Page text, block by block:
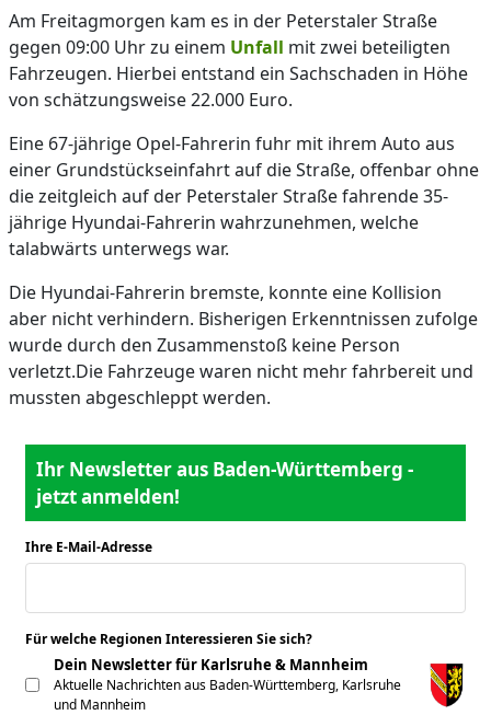
Am Freitagmorgen kam es in der Peterstaler Straße
gegen 09:00 Uhr zu einem Unfall mit zwei beteiligten
Fahrzeugen. Hierbei entstand ein Sachschaden in Höhe
von schätzungsweise 22.000 Euro.
Eine 67-jährige Opel-Fahrerin fuhr mit ihrem Auto aus
einer Grundstückseinfahrt auf die Straße, offenbar ohne
die zeitgleich auf der Peterstaler Straße fahrende 35-
jährige Hyundai-Fahrerin wahrzunehmen, welche
talabwärts unterwegs war.
Die Hyundai-Fahrerin bremste, konnte eine Kollision
aber nicht verhindern. Bisherigen Erkenntnissen zufolge
wurde durch den Zusammenstoß keine Person
verletzt.Die Fahrzeuge waren nicht mehr fahrbereit und
mussten abgeschleppt werden.
Ihr Newsletter aus Baden-Württemberg -
jetzt anmelden!
Ihre E-Mail-Adresse
Für welche Regionen Interessieren Sie sich?
Dein Newsletter für Karlsruhe & Mannheim
Aktuelle Nachrichten aus Baden-Württemberg, Karlsruhe
und Mannheim